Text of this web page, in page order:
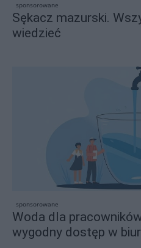
sponsorowane
Sękacz mazurski.
wiedzieć
sponsorowane
Woda dla
wygodny dostęp w